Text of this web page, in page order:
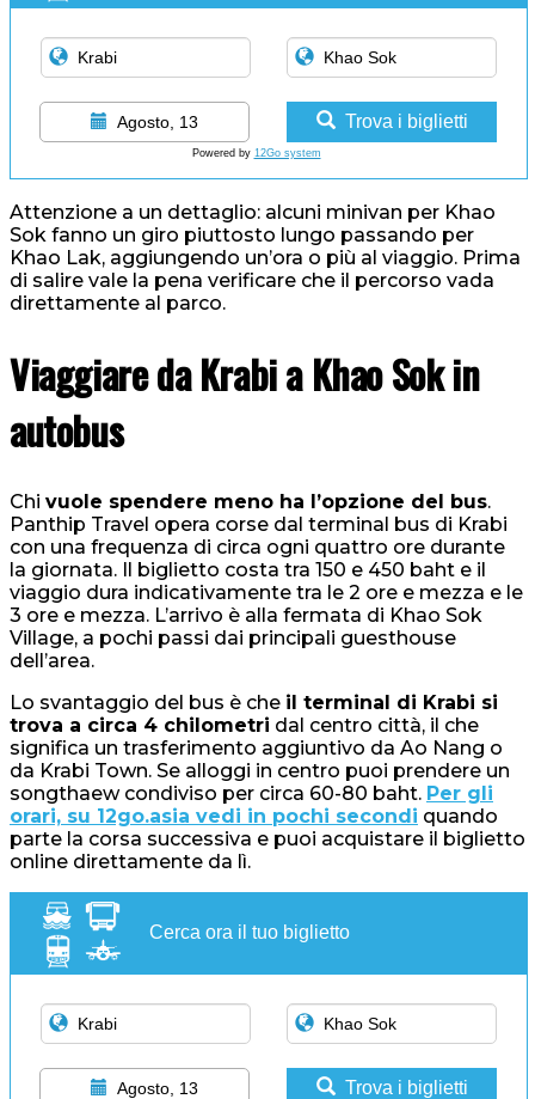
Agosto, 13 Trova i biglietti
Powered by 12Go system
Attenzione a un dettaglio: alcuni minivan per Khao
Sok fanno un giro piuttosto lungo passando per
Khao Lak, aggiungendo un’ora o più al viaggio. Prima
di salire vale la pena verificare che il percorso vada
direttamente al parco.
Viaggiare da Krabi a Khao Sok in
autobus
Chi vuole spendere meno ha l’opzione del bus.
Panthip Travel opera corse dal terminal bus di Krabi
con una frequenza di circa ogni quattro ore durante
la giornata. Il biglietto costa tra 150 e 450 baht e il
viaggio dura indicativamente tra le 2 ore e mezza e le
3 ore e mezza. L’arrivo è alla fermata di Khao Sok
Village, a pochi passi dai principali guesthouse
dell’area.
Lo svantaggio del bus è che il terminal di Krabi si
trova a circa 4 chilometri dal centro città, il che
significa un trasferimento aggiuntivo da Ao Nang o
da Krabi Town. Se alloggi in centro puoi prendere un
songthaew condiviso per circa 60-80 baht. Per gli
orari, su 12go.asia vedi in pochi secondi quando
parte la corsa successiva e puoi acquistare il biglietto
online direttamente da lì.
Cerca ora il tuo biglietto
Agosto, 13 Trova i biglietti